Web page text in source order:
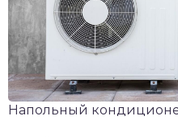
Напольный